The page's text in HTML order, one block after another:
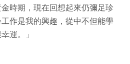
時期，現在回想起來仍彌足珍
作是我的興趣，從中不但能學
運。」